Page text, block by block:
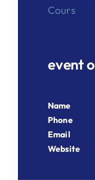
Cours
event
Name
Phone
Email
Website